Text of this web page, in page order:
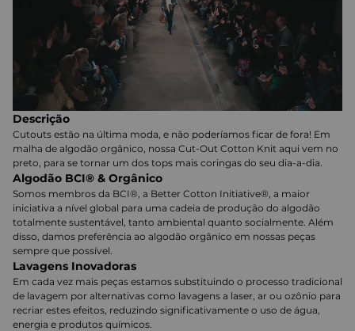
Descrição
Cutouts estão na última moda, e não poderíamos ficar de fora! Em
malha de algodão orgânico, nossa Cut-Out Cotton Knit aqui vem no
preto, para se tornar um dos tops mais coringas do seu dia-a-dia.
Algodão BCI® & Orgânico
Somos membros da BCI®, a Better Cotton Initiative®, a maior
iniciativa a nível global para uma cadeia de produção do algodão
totalmente sustentável, tanto ambiental quanto socialmente. Além
disso, damos preferência ao algodão orgânico em nossas peças
sempre que possível.
Lavagens Inovadoras
Em cada vez mais peças estamos substituindo o processo tradicional
de lavagem por alternativas como lavagens a laser, ar ou ozônio para
recriar estes efeitos, reduzindo significativamente o uso de água,
energia e produtos químicos.